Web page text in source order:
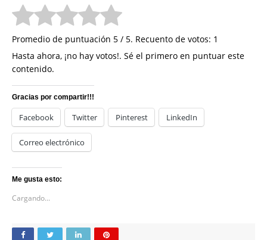
Promedio de puntuación 5 / 5. Recuento de votos: 1
Hasta ahora, ¡no hay votos!. Sé el primero en puntuar este
contenido.
Gracias por compartir!!!
Facebook Twitter Pinterest LinkedIn
Correo electrónico
Me gusta esto:
Cargando...